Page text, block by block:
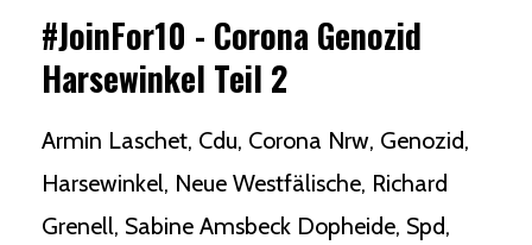
#JoinFor10 - Corona Genozid
Harsewinkel Teil 2
Armin Laschet Cdu Corona Nrw Genozid
Harsewinkel Neue Westfälische Richard
Grenell Sabine Amsbeck Dopheide Spd